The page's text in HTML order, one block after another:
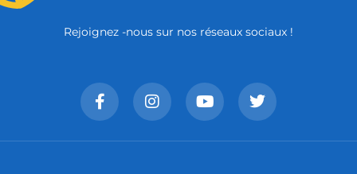
Rejoignez -nous sur nos réseaux sociaux !